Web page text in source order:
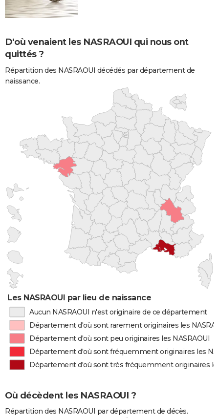
D'où venaient les NASRAOUI qui nous ont
quittés ?
Répartition des NASRAOUI décédés par département de
naissance.
Les NASRAOUI par lieu de naissance
Aucun NASRAOUI n'est originaire de ce département
Département d'où sont rarement originaires les
Département d'où sont peu originaires les NASRAOUI
Département d'où sont fréquemment originaires les
Département d'où sont très fréquemment originaires
Où décèdent les NASRAOUI ?
Répartition des NASRAOUI par département de décès.